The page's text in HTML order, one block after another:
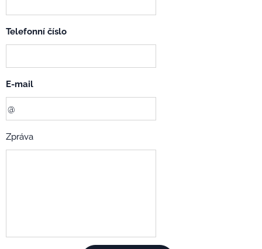
Telefonní číslo
E-mail
Zpráva